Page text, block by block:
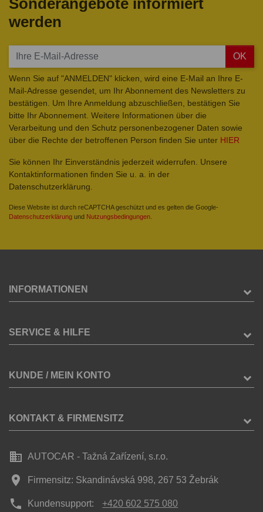
werden
OK
Wenn Sie auf "ANMELDEN" klicken, wird eine E-Mail an Ihre E-
Mail-Adresse gesendet, um Ihr Abonnement des Newsletters zu
bestätigen. Um Ihre Anmeldung abzuschließen, bestätigen Sie
bitte Ihr Abonnement. Weitere Informationen über die
Verarbeitung und den Schutz personenbezogener Daten sowie
über die Rechte der betroffenen Person finden Sie unter HIER
Sie können Ihr Einverständnis jederzeit widerrufen. Unsere
Kontaktinformationen finden Sie u. a. in der
Datenschutzerklärung.
Diese Website ist durch reCAPTCHA geschützt und es gelten die Google-
Datenschutzerklärung und Nutzungsbedingungen
INFORMATIONEN
SERVICE & HILFE
KUNDE / MEIN KONTO
KONTAKT & FIRMENSITZ
business AUTOCAR - Tažná Zařízení, s.r.o.
place Firmensitz: Skandinávská 998, 267 53 Žebrák
phone Kundensupport: +420 602 575 080